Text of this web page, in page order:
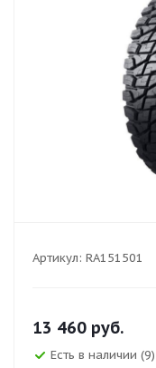
Артикул: RA151501
13 460 руб.
Есть в наличии (9)